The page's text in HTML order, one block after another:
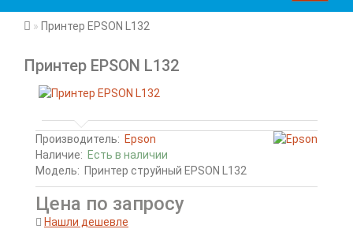
Принтер EPSON L132
Принтер EPSON L132
Производитель: Epson
Наличие: Есть в наличии
Модель: Принтер струйный EPSON L132
Цена по запросу
Нашли дешевле